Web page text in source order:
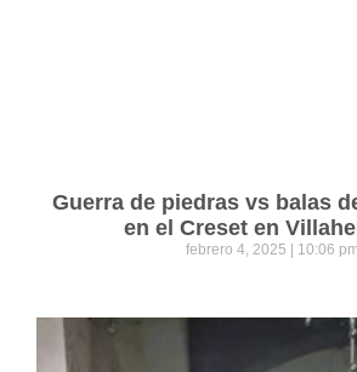
Guerra de piedras vs balas
en el Creset en
febrero 4, 2025 10:06 pm